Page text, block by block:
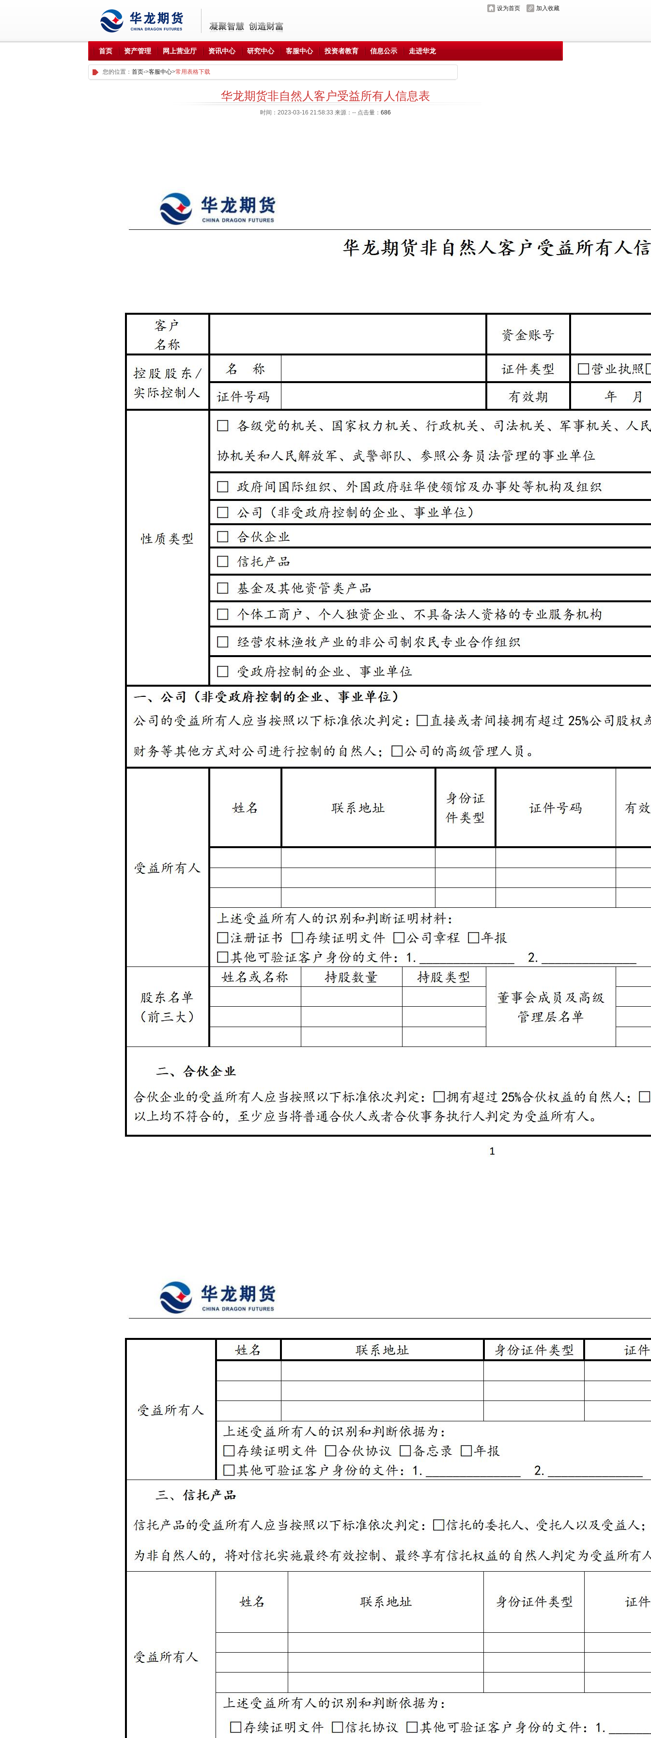
设为首页 加入收藏
首页 资产管理 网上营业厅 资讯中心 研究中心 客服中心 投资者教育 信息公示 走进华龙
您的位置： 首页->客服中心>常用表格下载
华龙期货非自然人客户受益所有人信息表
时间：2023-03-16 21:58:33 来源：-- 点击量： 686